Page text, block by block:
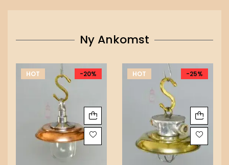
Ny Ankomst
HOT -20% HOT -25%